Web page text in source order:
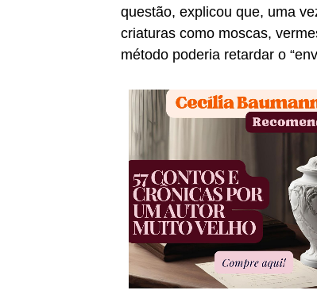
questão, explicou que, uma
criaturas como moscas,
método poderia retardar o